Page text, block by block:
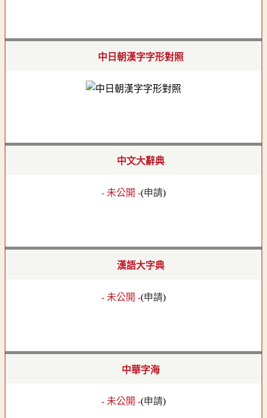
中日朝漢字字形對照
中文大辭典
- 未公開 -(申請)
漢語大字典
- 未公開 -(申請)
中華字海
- 未公開 -(申請)